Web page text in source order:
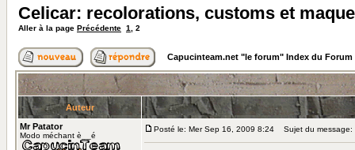
Celicar: recolorations, customs et
Aller à la page Précédente 1 2
Capucinteam.net "le forum" Index du Forum
Auteur
Mr Patator
Modo méchant è__é
Posté le: Mer Sep 16, 2009 8:24 Sujet du message: